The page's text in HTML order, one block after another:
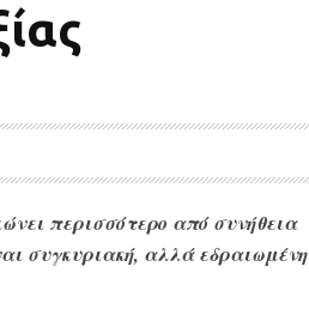
περισσότερο από συνήθεια
συγκυριακή, αλλά εδραιωμένη